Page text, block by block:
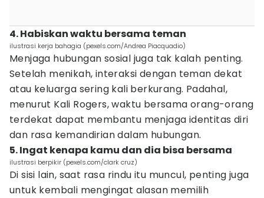
4. Habiskan waktu bersama teman
ilustrasi kerja bahagia (pexels.com/Andrea Piacquadio)
Menjaga hubungan sosial juga tak kalah penting.
Setelah menikah, interaksi dengan teman dekat
atau keluarga sering kali berkurang. Padahal,
menurut Kali Rogers, waktu bersama orang-orang
terdekat dapat membantu menjaga identitas diri
dan rasa kemandirian dalam hubungan.
5. Ingat kenapa kamu dan dia bisa bersama
ilustrasi berpikir (pexels.com/clark cruz)
Di sisi lain, saat rasa rindu itu muncul, penting juga
untuk kembali mengingat alasan memilih